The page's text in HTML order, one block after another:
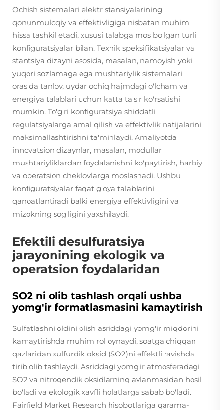
Ochish sistemalari elektr stansiyalarining
qonunmuloqiy va effektivligiga nisbatan muhim
hissa tashkil etadi, xususi talabga mos bo'lgan turli
konfiguratsiyalar bilan. Texnik speksifikatsiyalar va
stantsiya dizayni asosida, masalan, namoyish yoki
yuqori sozlamaga ega mushtariylik sistemalari
orasida tanlov, uydar ochiq hajmdagi o'lcham va
energiya talablari uchun katta ta'sir ko'rsatishi
mumkin. To'g'ri konfiguratsiya shiddatli
regulatsiyalarga amal qilish va effektivlik natijalarini
maksimallashtirishni ta'minlaydi. Amaliyotda
innovatsion dizaynlar, masalan, modullar
mushtariyliklardan foydalanishni ko'paytirish, harbiy
va operatsion cheklovlarga moslashadi. Ushbu
konfiguratsiyalar faqat g'oya talablarini
qanoatlantiradi balki energiya effektivligini va
mizokning sog'ligini yaxshilaydi.
Efektili desulfuratsiya
jarayonining ekologik va
operatsion foydalaridan
SO2 ni olib tashlash orqali ushba
yomg'ir formatlasmasini kamaytirish
Sulfatlashni oldini olish asriddagi yomg'ir miqdorini
kamaytirishda muhim rol oynaydi, soatga chiqqan
qazlaridan sulfurdik oksid (SO2)ni effektli ravishda
tirib olib tashlaydi. Asriddagi yomg'ir atmosferadagi
SO2 va nitrogendik oksidlarning aylanmasidan hosil
bo'ladi va ekologik xavfli holatlarga sabab bo'ladi.
Fairfield Market Research hisobotlariga qarama-